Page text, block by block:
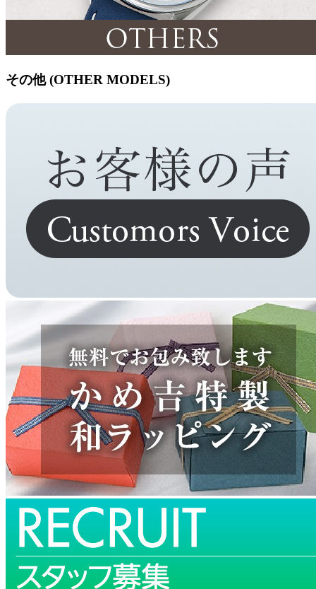
その他 (OTHER MODELS)